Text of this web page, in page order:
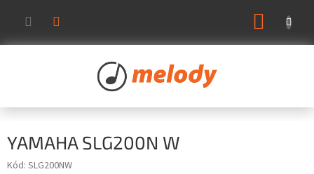
obsah
YAMAHA SLG200N W
Kód: SLG200NW